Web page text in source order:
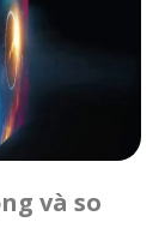
và so